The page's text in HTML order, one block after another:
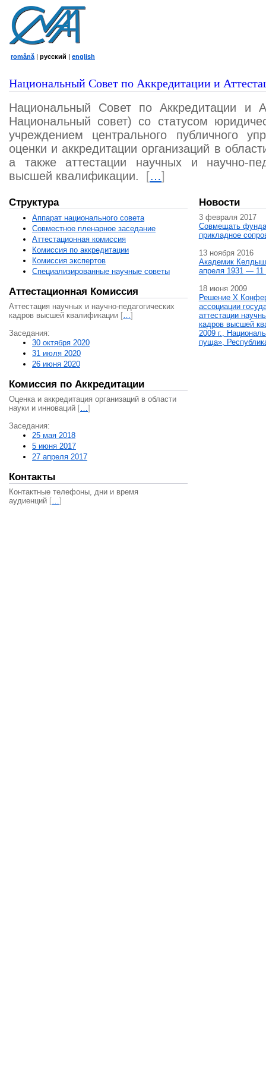
română | русский | english
Национальный Совет по Аккредитации и
Национальный Совет по Аккредитации и
Национальный совет) со статусом
учреждением центрального публичного
оценки и аккредитации организаций в
а также аттестации научных и научно-
высшей квалификации.
[…]
Структура
Аппарат национального совета
Совместное пленарное заседание
Аттестационная комисcия
Комиссия по аккредитации
Комиссия экспертов
Специализированные научные советы
Аттестационная Комиссия
Аттестация научных и научно-педагогических
кадров высшей квалификации […]
Заседания:
30 октября 2020
31 июля 2020
26 июня 2020
Комиссия по Аккредитации
Оценка и аккредитация организаций в области
науки и инноваций […]
Заседания:
25 мая 2018
5 июня 2017
27 апреля 2017
Контакты
Контактные телефоны, дни и время
аудиенций […]
Новости
3 февраля 2017
Совмещать
прикладное
13 ноября 2016
Академик
апреля 1931 — 11
18 июня 2009
Решение X
ассоциации
аттестации
кадров высшей
2009 г.,
пуща»,